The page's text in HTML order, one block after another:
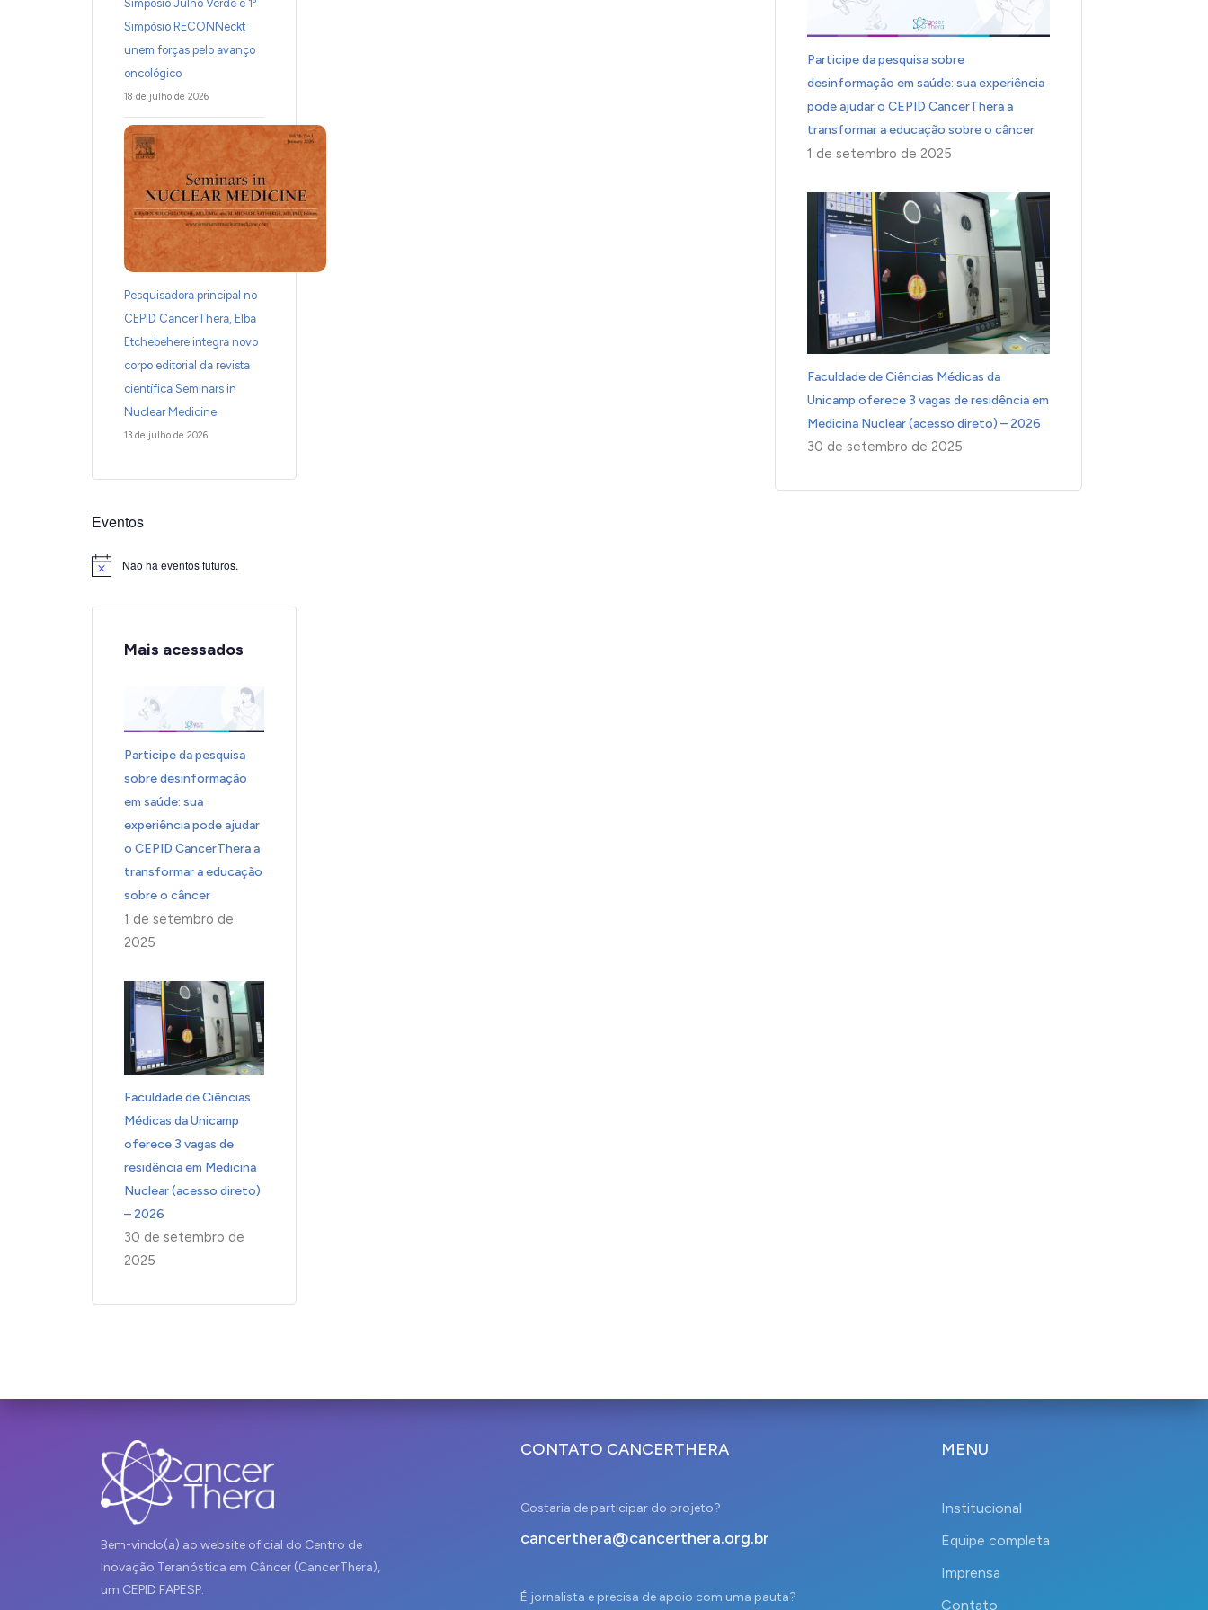
Simpósio Julho Verde e 1º
Simpósio RECONNeckt
unem forças pelo avanço
oncológico
18 de julho de 2026
Pesquisadora principal no
CEPID CancerThera, Elba
Etchebehere integra novo
corpo editorial da revista
científica Seminars in
Nuclear Medicine
13 de julho de 2026
Eventos
Notice Não há eventos futuros.
Mais acessados
Participe da pesquisa
sobre desinformação
em saúde: sua
experiência pode ajudar
o CEPID CancerThera a
transformar a educação
sobre o câncer
1 de setembro de
2025
Faculdade de Ciências
Médicas da Unicamp
oferece 3 vagas de
residência em Medicina
Nuclear (acesso direto)
– 2026
30 de setembro de
2025
Participe da pesquisa sobre
desinformação em saúde: sua experiência
pode ajudar o CEPID CancerThera a
transformar a educação sobre o câncer
1 de setembro de 2025
Faculdade de Ciências Médicas da
Unicamp oferece 3 vagas de residência em
Medicina Nuclear (acesso direto) – 2026
30 de setembro de 2025
Bem-vindo(a) ao website oficial do Centro de
Inovação Teranóstica em Câncer (CancerThera),
um CEPID FAPESP.
CONTATO CANCERTHERA
Gostaria de participar do projeto?
cancerthera@cancerthera.org.br
É jornalista e precisa de apoio com uma pauta?
MENU
Institucional
Equipe completa
Imprensa
Contato